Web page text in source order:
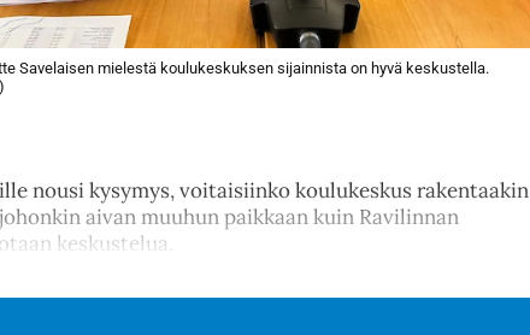
Savelaisen mielestä koulukeskuksen sijainnista on hyvä keskustella.
nousi kysymys, voitaisiinko koulukeskus rakentaakin
aivan muuhun paikkaan kuin Ravilinnan
keskustelua.